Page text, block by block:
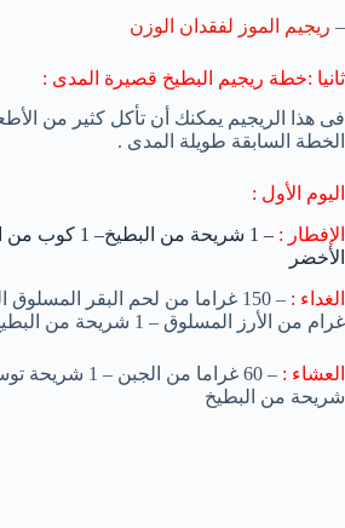
– ريجيم الموز لفقدان الوزن
ثانيا :خطة ريجيم البطيخ قصيرة المدى :
فى هذا الريجيم يمكنك أن تأكل كثير من
الخطة السابقة طويلة المدى .
اليوم الأول :
الإفطار : – 1 شريحة من البطيخ
– 1 كوب
الأخضر
الغداء : – 150 غراما من لحم البقر المسلوق العجاف
غرام من الأرز المسلوق – 1 شريحة من البطيخ
العشاء : – 60 غراما من الجبن – 1 شريحة توست ردة .
شريحة من البطيخ